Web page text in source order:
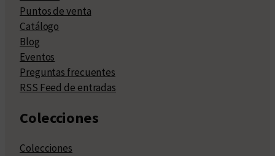
Puntos de venta
Catálogo
Blog
Eventos
Preguntas frecuentes
RSS Feed de entradas
Colecciones
Colecciones